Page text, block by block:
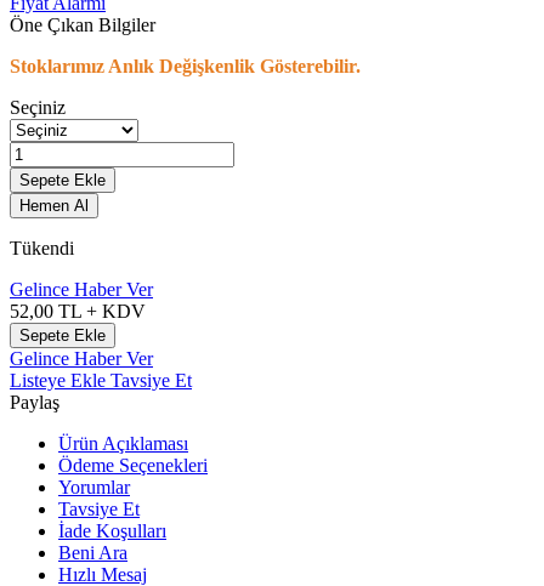
Öne Çıkan Bilgiler
Stoklarımız Anlık Değişkenlik Gösterebilir.
Seçiniz
Sepete Ekle
Hemen Al
Tükendi
Gelince Haber Ver
52,00 TL + KDV
Sepete Ekle
Gelince Haber Ver
Listeye Ekle Tavsiye Et
Paylaş
Ürün Açıklaması
Ödeme Seçenekleri
Yorumlar
Tavsiye Et
İade Koşulları
Beni Ara
Hızlı Mesaj